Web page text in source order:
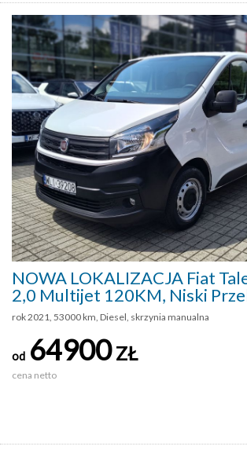
NOWA LOKALIZACJA Fiat
2,0 Multijet 120KM, Niski
rok 2021, 53000 km, Diesel, skrzynia manualna
od 64900ZŁ
cena netto